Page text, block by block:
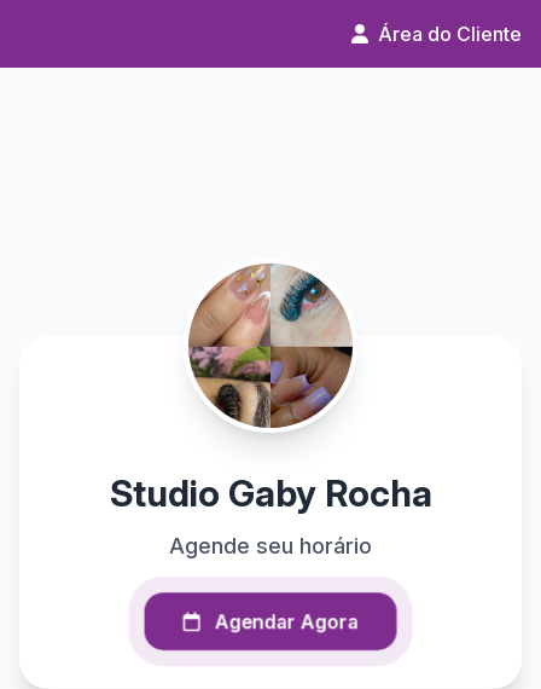
Área do Cliente
Studio Gaby Rocha
Agende seu horário
Agendar Agora